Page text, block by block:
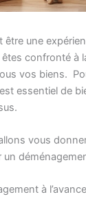
être une
confronté à
vos biens.
essentiel de
vous
à